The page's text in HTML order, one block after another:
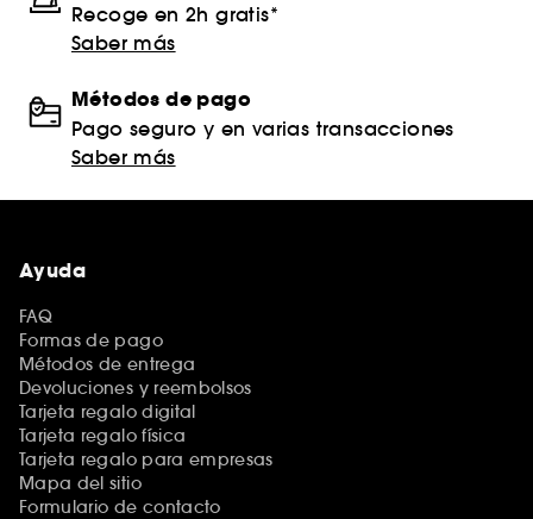
Recoge en 2h gratis*
Saber más
Métodos de pago
Pago seguro y en varias transacciones
Saber más
Ayuda
FAQ
Formas de pago
Métodos de entrega
Devoluciones y reembolsos
Tarjeta regalo digital
Tarjeta regalo física
Tarjeta regalo para empresas
Mapa del sitio
Formulario de contacto